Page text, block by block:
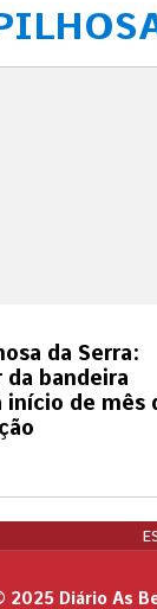
da Serra:
da bandeira
início de mês
Diário As